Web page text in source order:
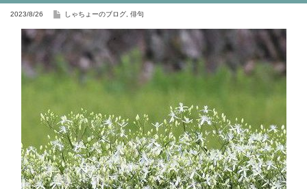
2023/8/26 しゃちょーのブログ 俳句